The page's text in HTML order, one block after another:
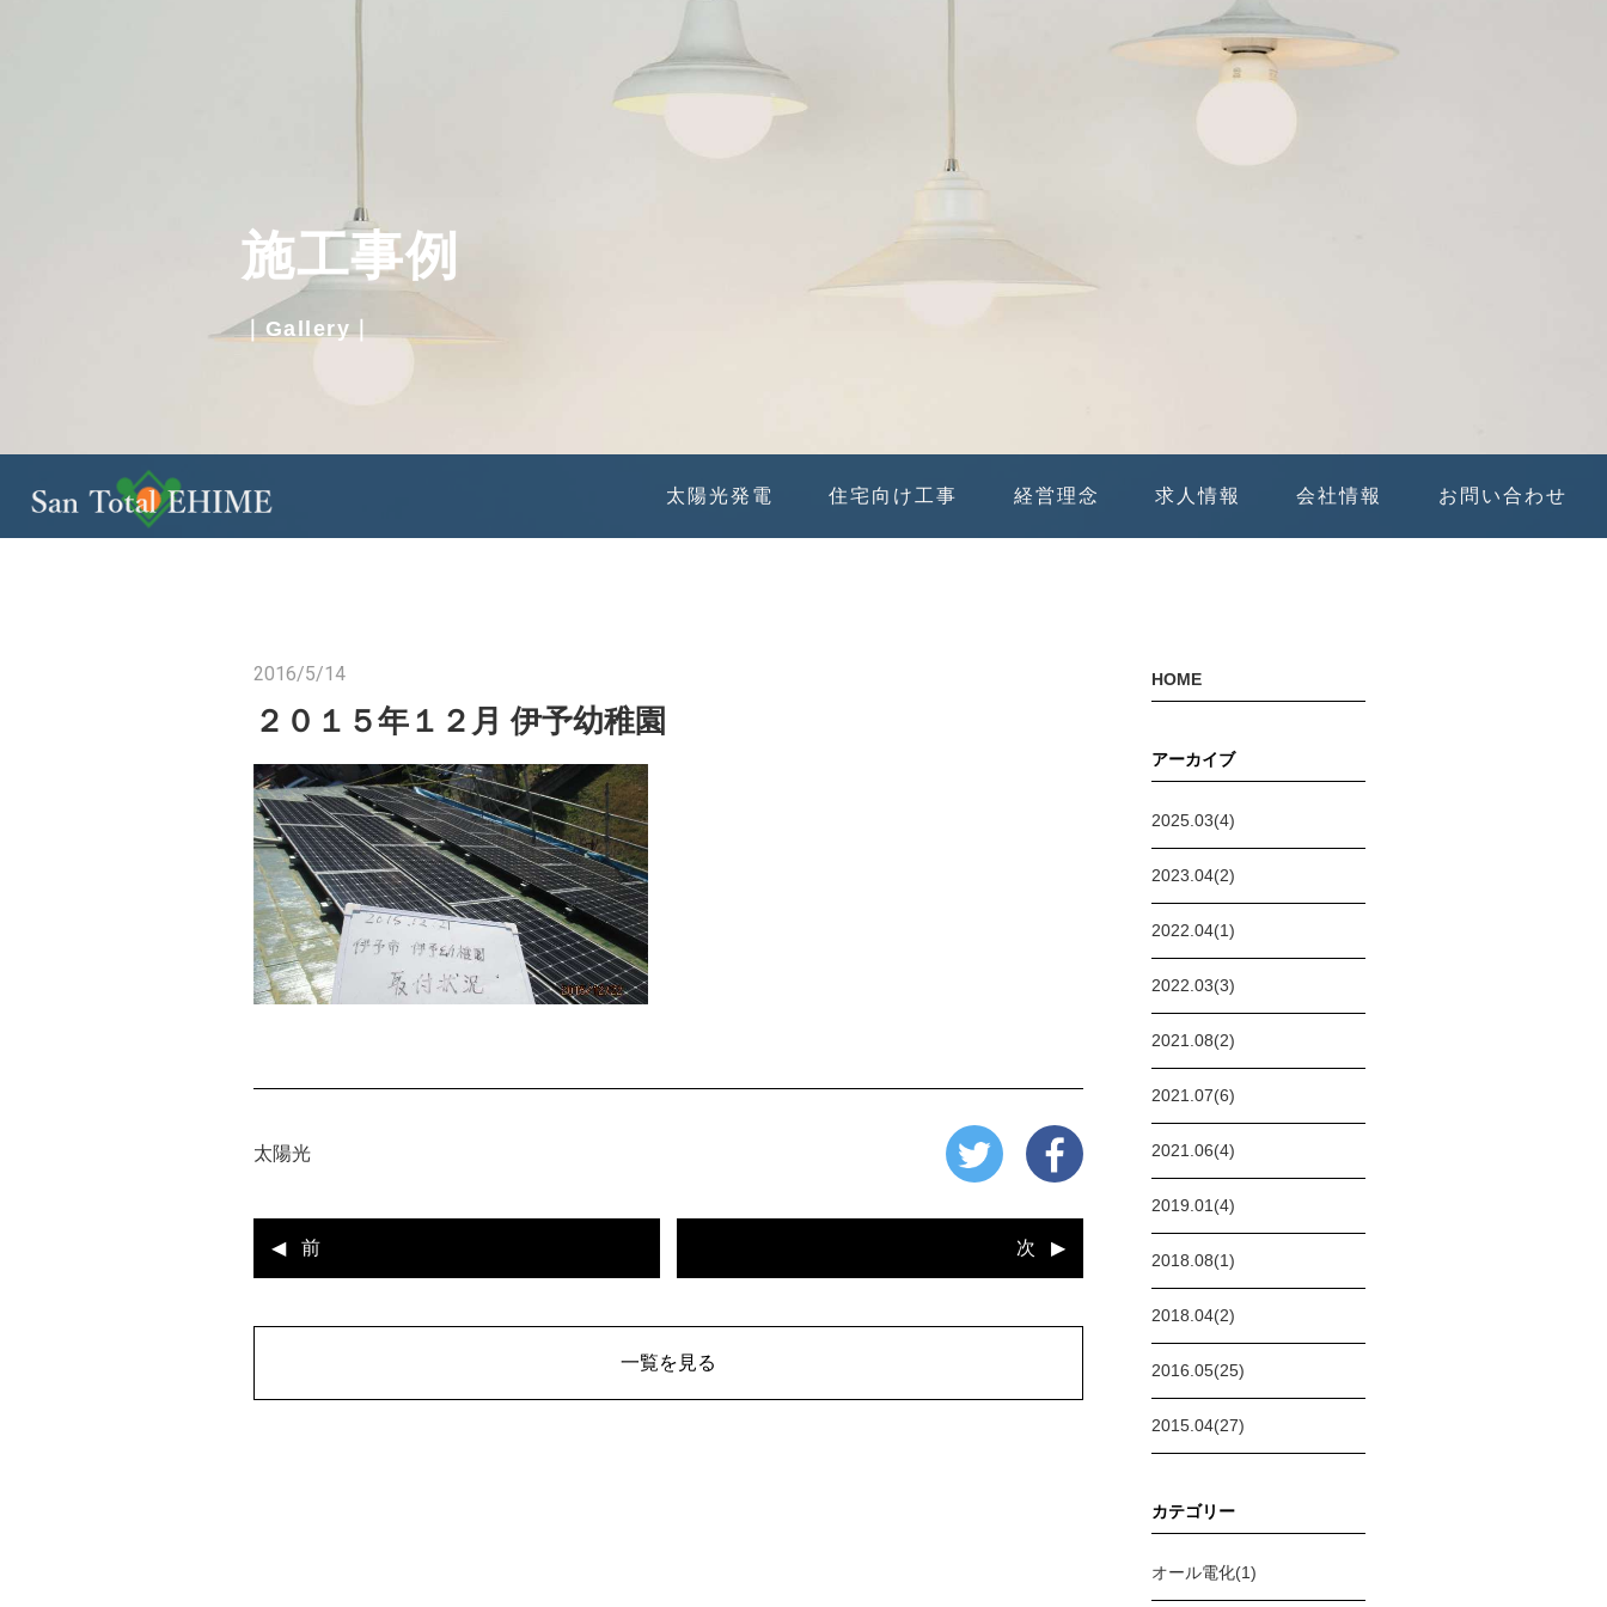
施工事例
｜Gallery｜
2016/5/14
２０１５年１２月 伊予幼稚園
太陽光
前 次
一覧を見る
HOME
アーカイブ
2025.03(4)
2023.04(2)
2022.04(1)
2022.03(3)
2021.08(2)
2021.07(6)
2021.06(4)
2019.01(4)
2018.08(1)
2018.04(2)
2016.05(25)
2015.04(27)
カテゴリー
オール電化(1)
太陽光発電 住宅向け工事 経営理念 求人情報 会社情報 お問い合わせ